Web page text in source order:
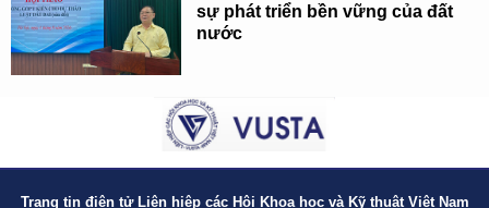
sự phát triển bền vững của đất
nước
Trang tin điện tử Liên hiệp các Hội Khoa học và Kỹ thuật Việt Nam